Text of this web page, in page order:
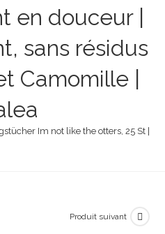
en douceur |
sans résidus
Camomille |
Im not like the otters, 25 St |
Produit suivant